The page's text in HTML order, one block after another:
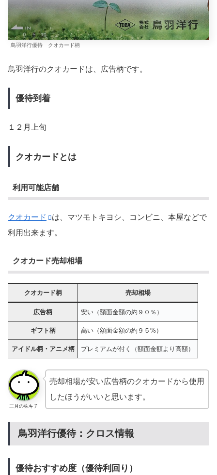
鳥羽洋行優待 クオカード柄
鳥羽洋行のクオカードは、広告柄です。
優待到着
１２月上旬
クオカードとは
利用可能店舗
クオカード
は、マツモトキヨシ、コンビニ、本屋などで
利用出来ます。
クオカード売却相場
クオカード柄 売却相場
広告柄 安い（額面金額の約９０％）
ギフト柄 高い（額面金額の約９５%）
アイドル柄・アニメ柄 プレミアムが付く（額面金額より高額）
三月の株キチ
売却相場が安い広告柄のクオカードから使用
したほうがいいと思います。
鳥羽洋行優待：クロス情報
優待おすすめ度（優待利回り）